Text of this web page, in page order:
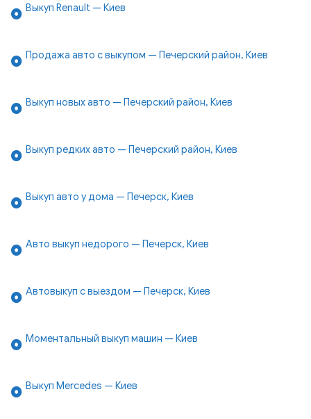
Выкуп Renault — Киев
Продажа авто с выкупом — Печерский район, Киев
Выкуп новых авто — Печерский район, Киев
Выкуп редких авто — Печерский район, Киев
Выкуп авто у дома — Печерск, Киев
Авто выкуп недорого — Печерск, Киев
Автовыкуп с выездом — Печерск, Киев
Моментальный выкуп машин — Киев
Выкуп Mercedes — Киев